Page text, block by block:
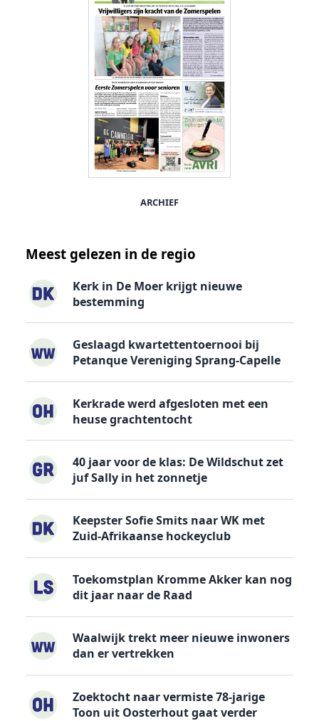
ARCHIEF
Meest gelezen in de regio
Kerk in De Moer krijgt nieuwe
bestemming
Geslaagd kwartettentoernooi bij
Petanque Vereniging Sprang-Capelle
Kerkrade werd afgesloten met een
heuse grachtentocht
40 jaar voor de klas: De Wildschut zet
juf Sally in het zonnetje
Keepster Sofie Smits naar WK met
Zuid-Afrikaanse hockeyclub
Toekomstplan Kromme Akker kan nog
dit jaar naar de Raad
Waalwijk trekt meer nieuwe inwoners
dan er vertrekken
Zoektocht naar vermiste 78-jarige
Toon uit Oosterhout gaat verder